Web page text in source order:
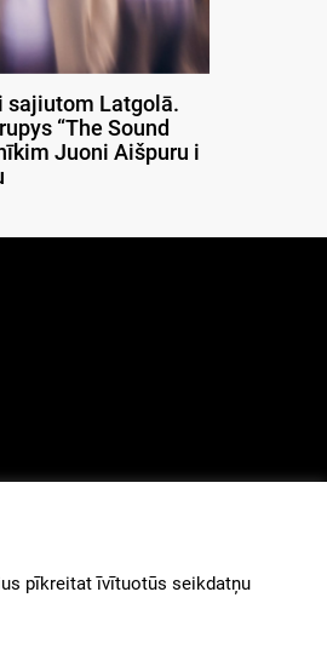
sajiutom Latgolā.
“The Sound
Juoni Aišpuru i
iz augšu
pīkreitat īvītuotūs seikdatņu